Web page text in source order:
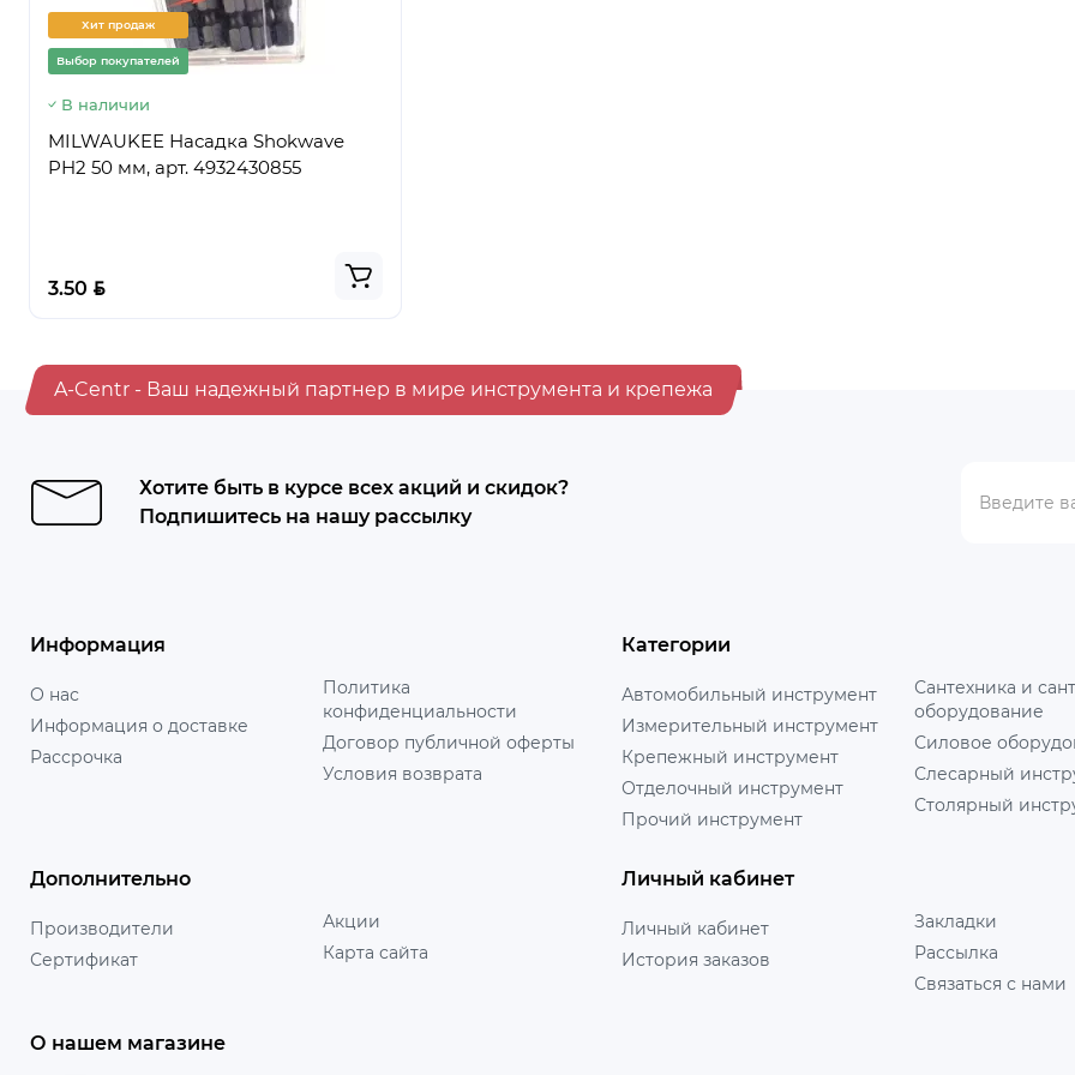
Хит продаж
Выбор покупателей
В наличии
MILWAUKEE Насадка Shokwave
PH2 50 мм, арт. 4932430855
3.50 BYN
A-Centr - Ваш надежный партнер в мире инструмента и крепежа
Хотите быть в курсе всех акций и скидок?
Подпишитесь на нашу рассылку
Информация
О нас
Информация о доставке
Рассрочка
Политика
конфиденциальности
Договор публичной оферты
Условия возврата
Категории
Автомобильный инструмент
Измерительный инструмент
Крепежный инструмент
Отделочный инструмент
Прочий инструмент
Сантехника и
оборудование
Силовое
Слесарный
Столярный
Дополнительно
Производители
Сертификат
Акции
Карта сайта
Личный кабинет
Личный кабинет
История заказов
Закладки
Рассылка
Связаться с нами
О нашем магазине